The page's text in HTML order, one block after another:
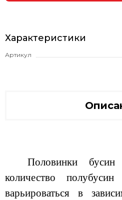
Характеристики
Артикул
Половинки бусин
количество
варьироваться в